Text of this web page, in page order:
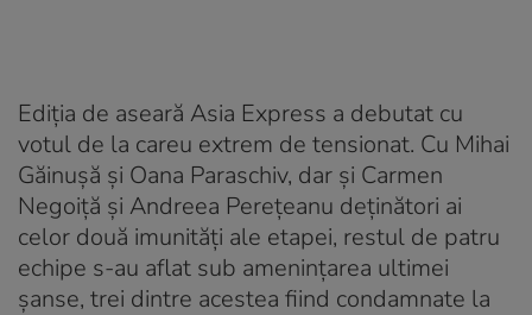
Ediția de aseară Asia Express a debutat cu
votul de la careu extrem de tensionat. Cu Mihai
Găinușă și Oana Paraschiv, dar și Carmen
Negoiță și Andreea Perețeanu deținători ai
celor două imunități ale etapei, restul de patru
echipe s-au aflat sub amenințarea ultimei
șanse, trei dintre acestea fiind condamnate la